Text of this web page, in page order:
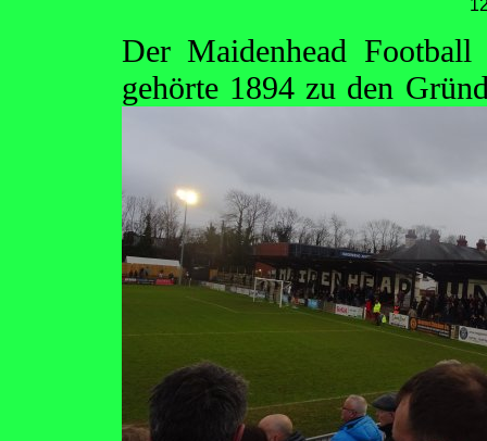
Der Maidenhead
gehörte 1894 zu den